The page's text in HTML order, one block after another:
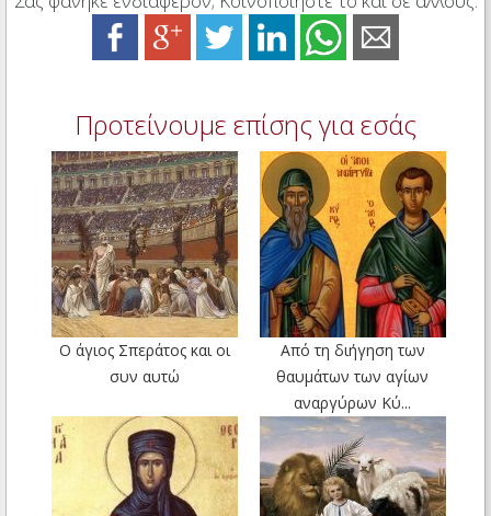
Προτείνουμε επίσης για εσάς
Ο άγιος Σπεράτος και οι
συν αυτώ
Από τη διήγηση των
θαυμάτων των αγίων
αναργύρων Κύ...